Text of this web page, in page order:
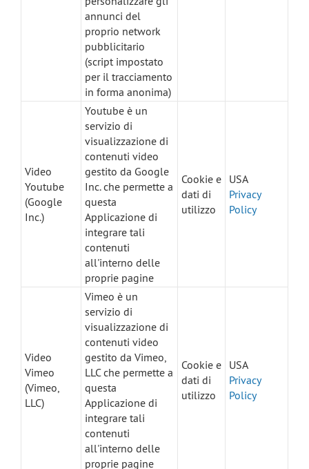
annunci del
proprio network
pubblicitario
(script impostato
per il tracciamento
in forma anonima)
Video
Youtube
(Google
Inc.)
Youtube è un
servizio di
visualizzazione di
contenuti video
gestito da Google
Inc. che permette a
questa
Applicazione di
integrare tali
contenuti
all'interno delle
proprie pagine
Cookie e
dati di
utilizzo
USA
Privacy
Policy
Video
Vimeo
(Vimeo,
LLC)
Vimeo è un
servizio di
visualizzazione di
contenuti video
gestito da Vimeo,
LLC che permette a
questa
Applicazione di
integrare tali
contenuti
all'interno delle
proprie pagine
Cookie e
dati di
utilizzo
USA
Privacy
Policy